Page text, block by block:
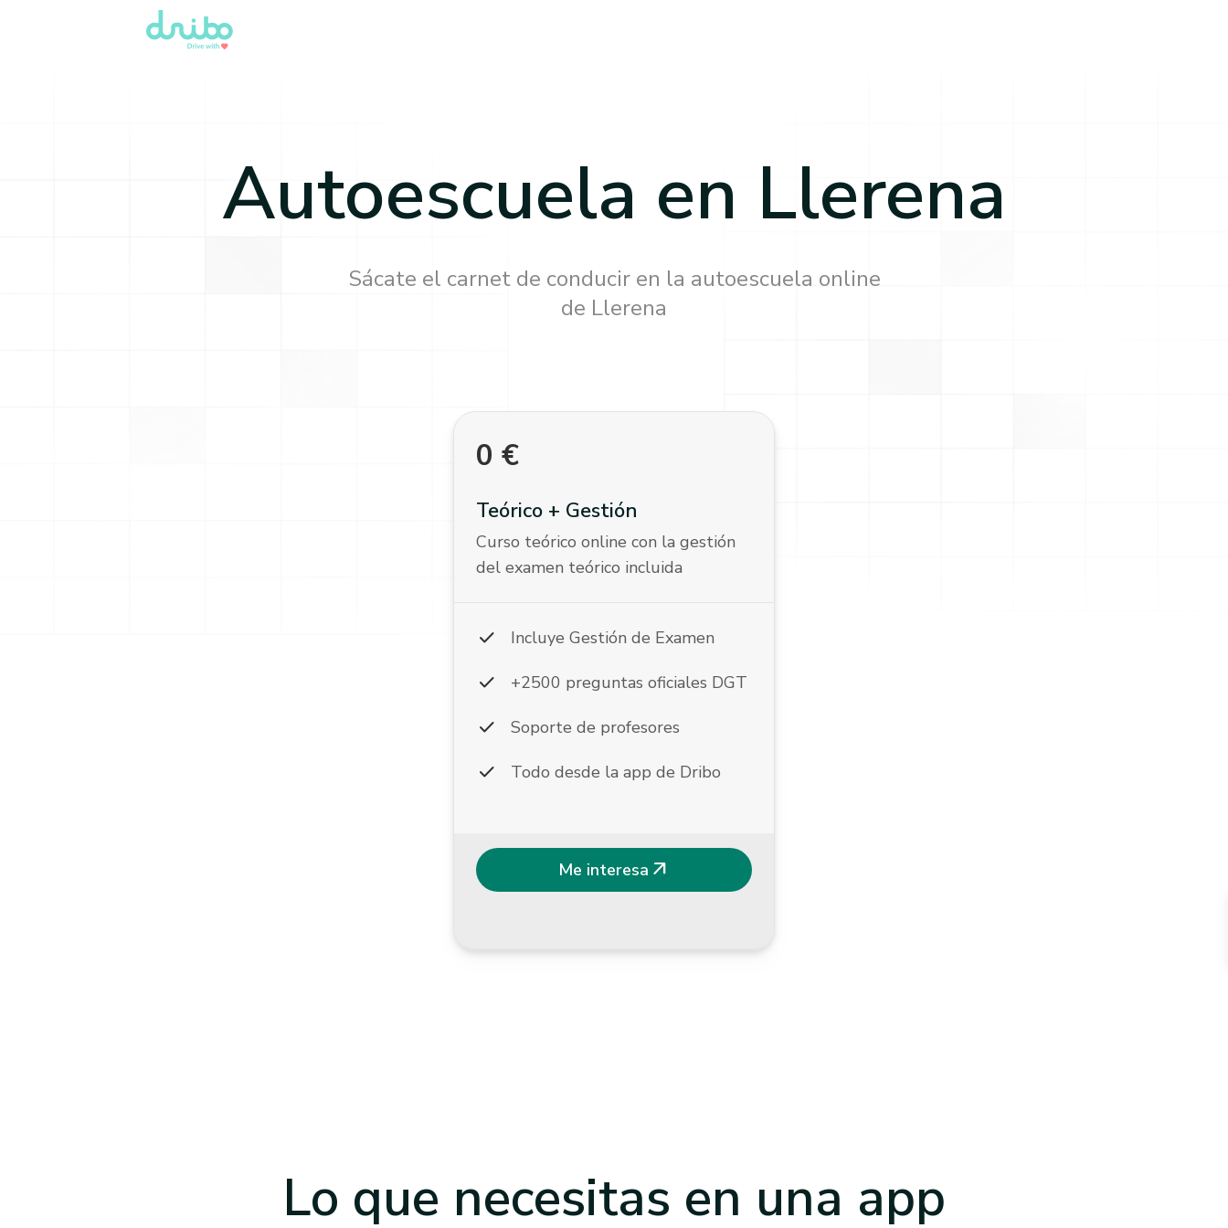
Autoescuela en Llerena
Sácate el carnet de conducir en la autoescuela online
de Llerena
0 €
Teórico + Gestión
Curso teórico online con la gestión
del examen teórico incluida
check Incluye Gestión de Examen
check +2500 preguntas oficiales DGT
check Soporte de profesores
check Todo desde la app de Dribo
Me interesa arrow_outward
Lo que necesitas en una app